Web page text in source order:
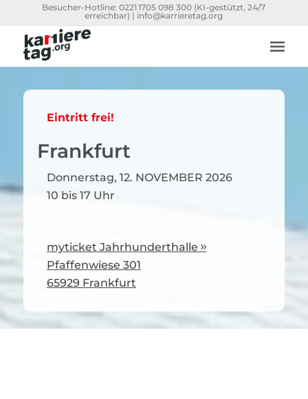
Besucher-Hotline:0221 1705 098 300 (KI-gestützt, 24/7
erreichbar) | info@karrieretag.org
Eintritt frei!
Frankfurt
Donnerstag, 12. NOVEMBER 2026
10 bis 17 Uhr
myticket Jahrhunderthalle 
Pfaffenwiese 301
65929 Frankfurt